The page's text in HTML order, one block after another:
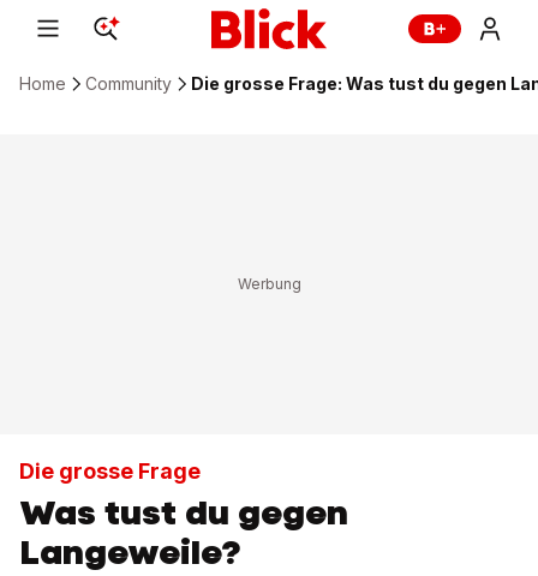
Home Community Die grosse Frage: Was tust du gegen
Die grosse Frage
Was tust du gegen
Langeweile?